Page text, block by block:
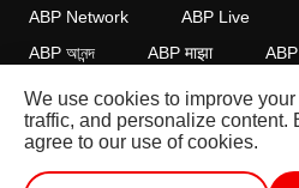
ABP Network ABP Live
ABP আনন্দ
ABP माझा
ABP Ganga
ABP ਸਾਂਝਾ
FOLLOW US
We use cookies to improve
traffic, and personalize content.
agree to our use of cookies.